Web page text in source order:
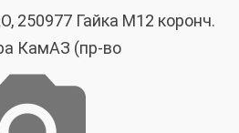
Гайка М12 коронч.
КамАЗ (пр-во